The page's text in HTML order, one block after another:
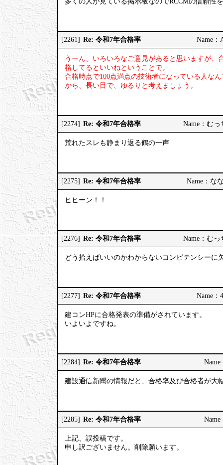
[2261] Re: 令和7年合格率 Name：
うーん、いろいろなご意見があると思いますが
格してるといいねということで。
合格時点で100点満点の技術者になっている人な
から、長い目で、ゆるりと考えましょう。
[2274] Re: 令和7年合格率 Name：む
荒れたスレも静まり返る鶴の一声
[2275] Re: 令和7年合格率 Name：な
ヒヒーン！！
[2276] Re: 令和7年合格率 Name：む
どう拾えばいいのかわからないコンピテンシーに
[2277] Re: 令和7年合格率 Name
建コンHPに合格発表の準備がされています。
いよいよですね。
[2284] Re: 令和7年合格率
建設通信新聞の情報だと、合格率及び合格者が大
[2285] Re: 令和7年合格率
上記、誤投稿です。
申し訳ございません。削除願います。